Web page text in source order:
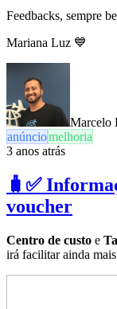
Feedbacks, sempre
Mariana Luz 💙
Marcelo
anúnciomelhoria
3 anos atrás
🧳✅
voucher
Centro de custo e
irá facilitar ainda